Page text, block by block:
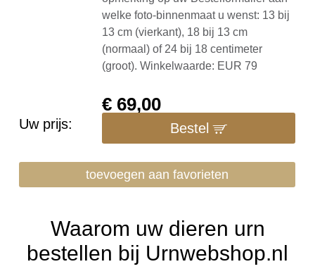
welke foto-binnenmaat u wenst: 13 bij
13 cm (vierkant), 18 bij 13 cm
(normaal) of 24 bij 18 centimeter
(groot). Winkelwaarde: EUR 79
Uw prijs:
€ 69,00
Bestel
toevoegen aan favorieten
Waarom uw dieren urn
bestellen bij Urnwebshop.nl